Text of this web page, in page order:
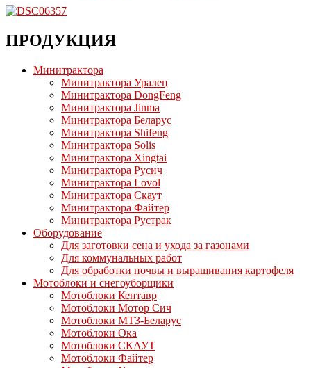
ПРОДУКЦИЯ
Минитрактора
Минитрактора Уралец
Минитрактора DongFeng
Минитрактора Jinma
Минитрактора Беларус
Минитрактора Shifeng
Минитрактора Solis
Минитрактора Xingtai
Минитрактора Русич
Минитрактора Lovol
Минитрактора Скаут
Минитрактора Файтер
Минитрактора Рустрак
Оборудование
Для заготовки сена и ухода за газонами
Для коммунальных работ
Для обработки почвы и выращивания картофеля
Мотоблоки и снегоуборщики
Мотоблоки Кентавр
Мотоблоки Мотор Сич
Мотоблоки МТЗ-Беларус
Мотоблоки Ока
Мотоблоки СКАУТ
Мотоблоки Файтер